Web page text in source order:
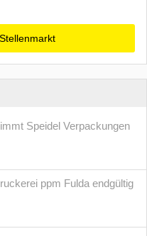
Speidel Verpackungen
ppm Fulda endgültig